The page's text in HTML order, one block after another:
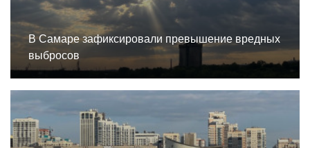
В Самаре зафиксировали превышение вредных
выбросов